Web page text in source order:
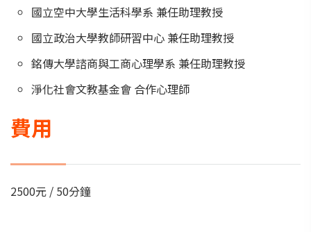
國立空中大學生活科學系 兼任助理教授
國立政治大學教師研習中心 兼任助理教授
銘傳大學諮商與工商心理學系 兼任助理教授
淨化社會文教基金會 合作心理師
費用
2500元 / 50分鐘